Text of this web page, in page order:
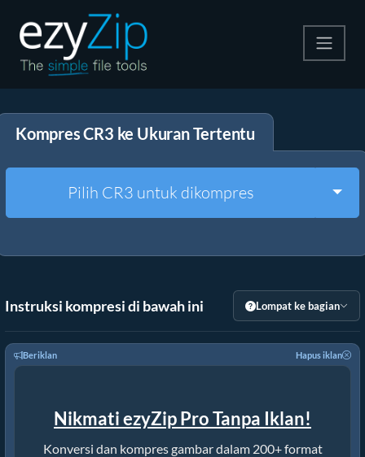
Ekstrak
Alat Lainnya
Kompres CR3 ke Ukuran Tertentu
Pilih CR3 untuk dikompres
Instruksi kompresi di bawah ini Lompat ke bagian
Beriklan Hapus iklan
Nikmati ezyZip Pro Tanpa Iklan!
Konversi dan kompres gambar dalam 200+ format